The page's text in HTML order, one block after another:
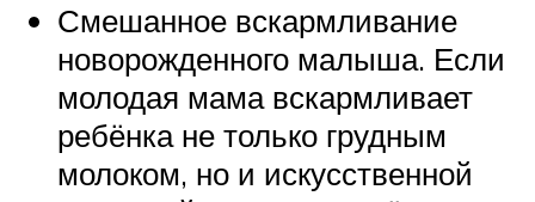
Смешанное вскармливание
новорожденного малыша. Если
молодая мама вскармливает
ребёнка не только грудным
молоком, но и искусственной